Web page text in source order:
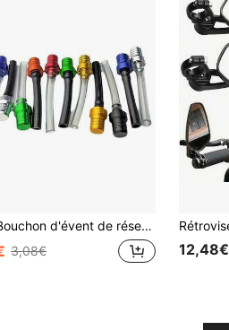
d'évent de réservoir de carburant universel pour YZ WR CR CRF Kawasaki KX KLX Suzuki RM RMZ EXC SX PRO BSE ATV
3,08€ 12,48€